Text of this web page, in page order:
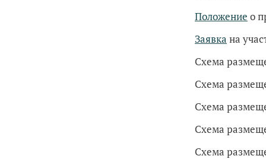
Положение о
Заявка на
Схема
Схема
Схема
Схема
Схема